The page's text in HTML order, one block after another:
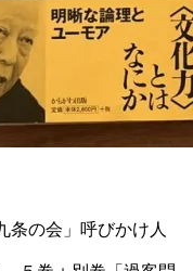
条の会」呼びかけ人